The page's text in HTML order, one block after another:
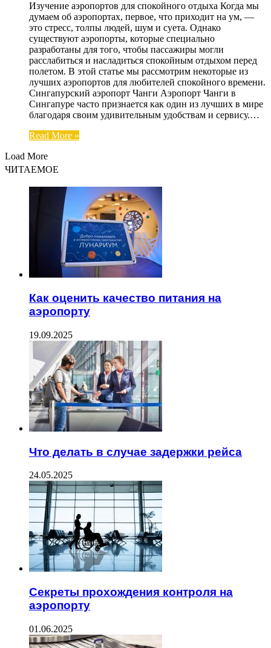
Изучение аэропортов для спокойного отдыха Когда мы
думаем об аэропортах, первое, что приходит на ум, —
это стресс, толпы людей, шум и суета. Однако
существуют аэропорты, которые специально
разработаны для того, чтобы пассажиры могли
расслабиться и насладиться спокойным отдыхом перед
полетом. В этой статье мы рассмотрим некоторые из
лучших аэропортов для любителей спокойного времени.
Сингапурский аэропорт Чанги Аэропорт Чанги в
Сингапуре часто признается как один из лучших в мире
благодаря своим удивительным удобствам и сервису.…
Read More »
Load More
ЧИТАЕМОЕ
Как оценить качество питания на
аэропорту
19.09.2025
Что делать в случае задержки рейса
24.05.2025
Секреты прохождения контроля на
аэропорту
01.06.2025